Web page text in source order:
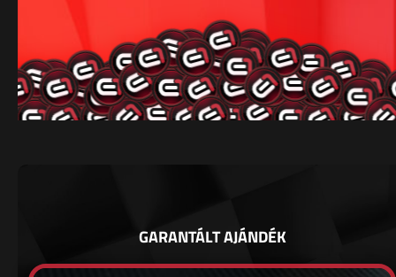
GARANTÁLT AJÁNDÉK